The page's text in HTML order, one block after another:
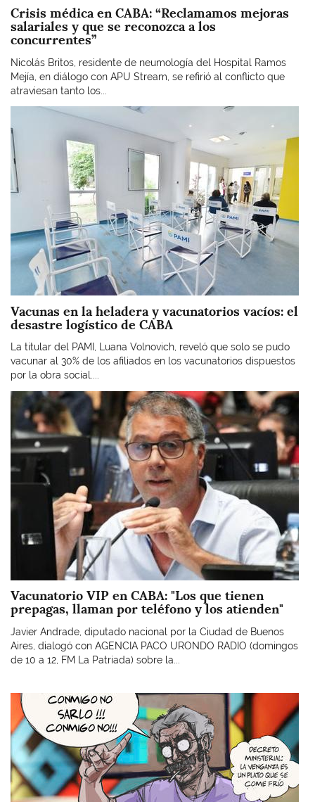
Crisis médica en CABA: “Reclamamos mejoras
salariales y que se reconozca a los
concurrentes”
Nicolás Britos, residente de neumología del Hospital Ramos
Mejía, en diálogo con APU Stream, se refirió al conflicto que
atraviesan tanto los...
Vacunas en la heladera y vacunatorios vacíos: el
desastre logístico de CABA
La titular del PAMI, Luana Volnovich, reveló que solo se pudo
vacunar al 30% de los afiliados en los vacunatorios dispuestos
por la obra social....
Imagen
Vacunatorio VIP en CABA: "Los que tienen
prepagas, llaman por teléfono y los atienden"
Javier Andrade, diputado nacional por la Ciudad de Buenos
Aires, dialogó con AGENCIA PACO URONDO RADIO (domingos
de 10 a 12, FM La Patriada) sobre la...
Imagen